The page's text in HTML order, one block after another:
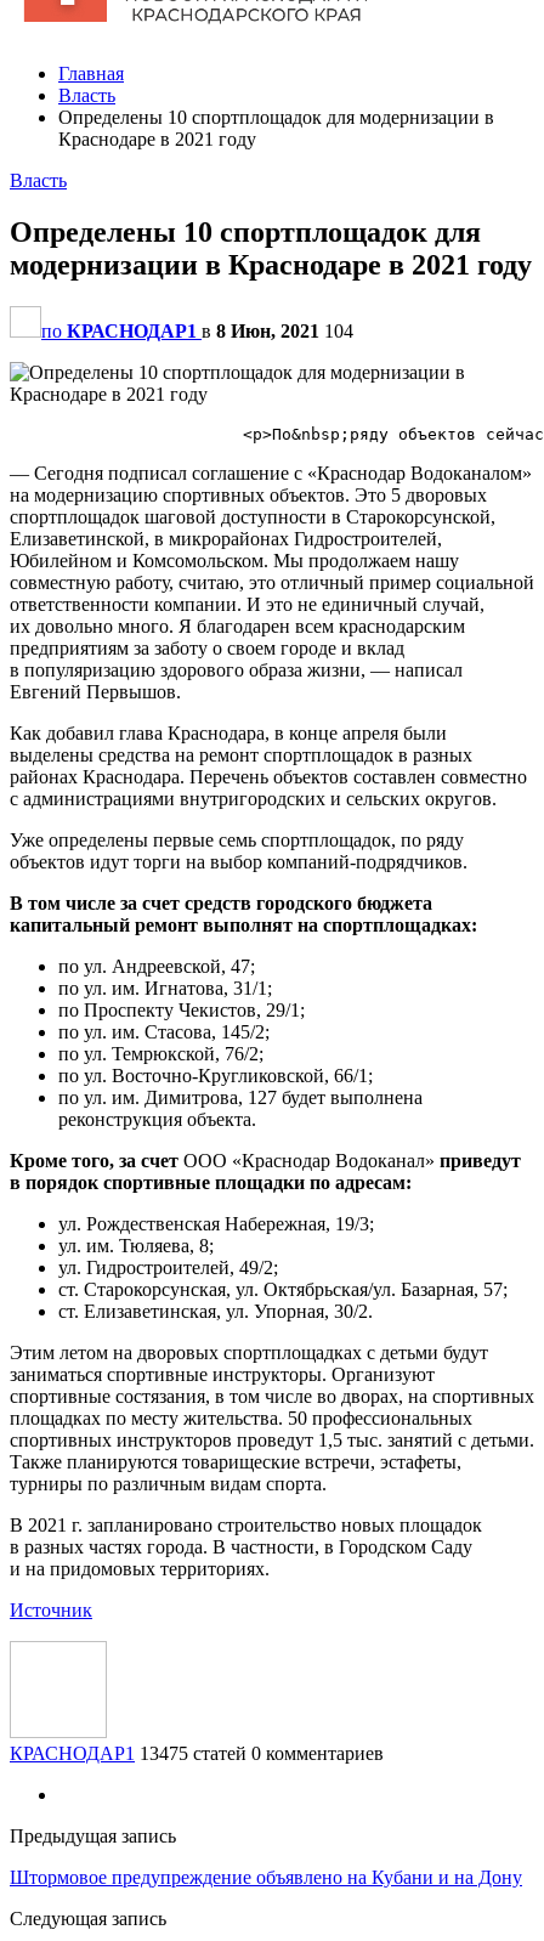
Главная
Власть
Определены 10 спортплощадок для модернизации в
Краснодаре в 2021 году
Власть
Определены 10 спортплощадок для
модернизации в Краснодаре в 2021 году
по КРАСНОДАР1 в 8 Июн, 2021 104
— Сегодня подписал соглашение с «Краснодар Водоканалом»
на модернизацию спортивных объектов. Это 5 дворовых
спортплощадок шаговой доступности в Старокорсунской,
Елизаветинской, в микрорайонах Гидростроителей,
Юбилейном и Комсомольском. Мы продолжаем нашу
совместную работу, считаю, это отличный пример социальной
ответственности компании. И это не единичный случай,
их довольно много. Я благодарен всем краснодарским
предприятиям за заботу о своем городе и вклад
в популяризацию здорового образа жизни, — написал
Евгений Первышов.
Как добавил глава Краснодара, в конце апреля были
выделены средства на ремонт спортплощадок в разных
районах Краснодара. Перечень объектов составлен совместно
с администрациями внутригородских и сельских округов.
Уже определены первые семь спортплощадок, по ряду
объектов идут торги на выбор компаний-подрядчиков.
В том числе за счет средств городского бюджета
капитальный ремонт выполнят на спортплощадках:
по ул. Андреевской, 47;
по ул. им. Игнатова, 31/1;
по Проспекту Чекистов, 29/1;
по ул. им. Стасова, 145/2;
по ул. Темрюкской, 76/2;
по ул. Восточно-Кругликовской, 66/1;
по ул. им. Димитрова, 127 будет выполнена
реконструкция объекта.
Кроме того, за счет ООО «Краснодар Водоканал» приведут
в порядок спортивные площадки по адресам:
ул. Рождественская Набережная, 19/3;
ул. им. Тюляева, 8;
ул. Гидростроителей, 49/2;
ст. Старокорсунская, ул. Октябрьская/ул. Базарная, 57;
ст. Елизаветинская, ул. Упорная, 30/2.
Этим летом на дворовых спортплощадках с детьми будут
заниматься спортивные инструкторы. Организуют
спортивные состязания, в том числе во дворах, на спортивных
площадках по месту жительства. 50 профессиональных
спортивных инструкторов проведут 1,5 тыс. занятий с детьми.
Также планируются товарищеские встречи, эстафеты,
турниры по различным видам спорта.
В 2021 г. запланировано строительство новых площадок
в разных частях города. В частности, в Городском Саду
и на придомовых территориях.
Источник
КРАСНОДАР1 13475 статей 0 комментариев
Предыдущая запись
​Штормовое предупреждение объявлено на Кубани и на Дону
Следующая запись